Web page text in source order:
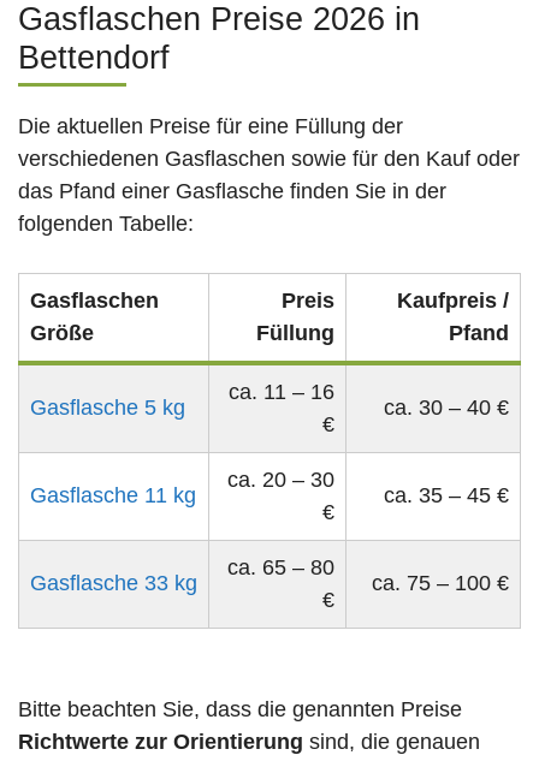
Gasflaschen Preise 2026 in
Bettendorf
Die aktuellen Preise für eine Füllung der
verschiedenen Gasflaschen sowie für den Kauf oder
das Pfand einer Gasflasche finden Sie in der
folgenden Tabelle:
Gasflaschen
Größe
Preis
Füllung
Kaufpreis /
Pfand
Gasflasche 5 kg
ca. 11 – 16
€
ca. 30 – 40 €
Gasflasche 11 kg
ca. 20 – 30
€
ca. 35 – 45 €
Gasflasche 33 kg
ca. 65 – 80
€
ca. 75 – 100 €
Bitte beachten Sie, dass die genannten Preise
Richtwerte zur Orientierung sind, die genauen